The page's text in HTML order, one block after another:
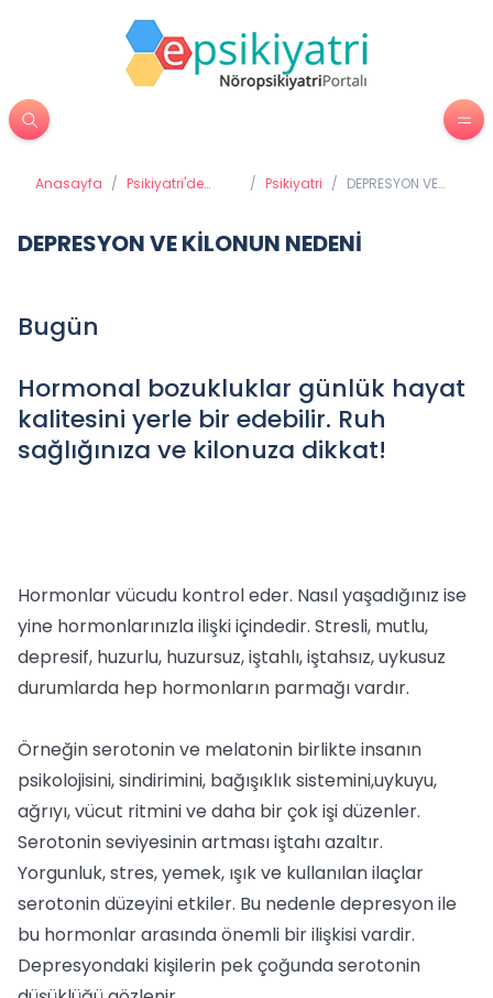
Anasayfa / Psikiyatri'de
/ Psikiyatri / DEPRESYON VE
DEPRESYON VE KİLONUN NEDENİ
Bugün
Hormonal bozukluklar günlük hayat
kalitesini yerle bir edebilir. Ruh
sağlığınıza ve kilonuza dikkat!
Hormonlar vücudu kontrol eder. Nasıl yaşadığınız ise
yine hormonlarınızla ilişki içindedir. Stresli, mutlu,
depresif, huzurlu, huzursuz, iştahlı, iştahsız, uykusuz
durumlarda hep hormonların parmağı vardır.
Örneğin serotonin ve melatonin birlikte insanın
psikolojisini, sindirimini, bağışıklık sistemini,uykuyu,
ağrıyı, vücut ritmini ve daha bir çok işi düzenler.
Serotonin seviyesinin artması iştahı azaltır.
Yorgunluk, stres, yemek, ışık ve kullanılan ilaçlar
serotonin düzeyini etkiler. Bu nedenle depresyon ile
bu hormonlar arasında önemli bir ilişkisi vardir.
Depresyondaki kişilerin pek çoğunda serotonin